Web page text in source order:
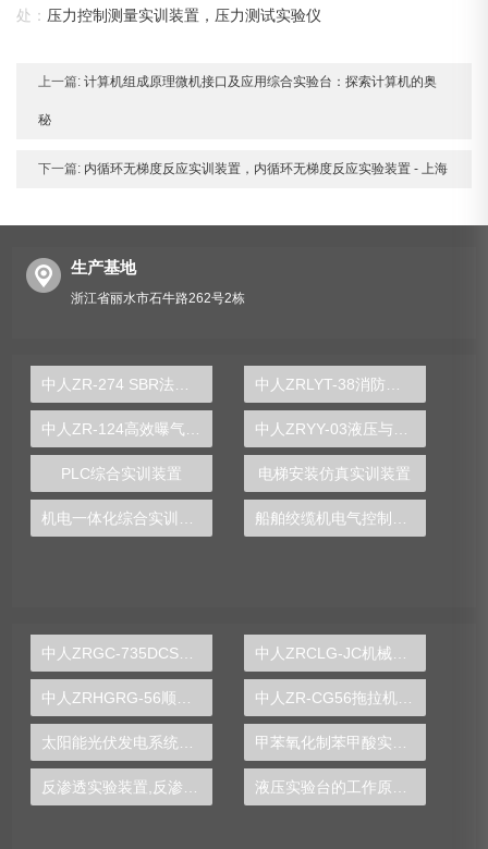
处： 压力控制测量实训装置，压力测试实验仪
上一篇: 计算机组成原理微机接口及应用综合实验台：探索计算机的奥
秘
下一篇: 内循环无梯度反应实训装置，内循环无梯度反应实验装置 - 上海
生产基地
浙江省丽水市石牛路262号2栋
中人ZR-274 SBR法间歇式生物处理实验装置 中人ZRLYT-38消防技能培训专用仿真电梯模型
中人ZR-124高效曝气机实验装置 中人ZRYY-03液压与气动传动综合实验台
PLC综合实训装置 电梯安装仿真实训装置
机电一体化综合实训设备 船舶绞缆机电气控制实训装置
中人ZRGC-735DCS分布式过程控制系统实训装置 中人ZRCLG-JC机械基础陈列柜（触控语音解说，精制铝模型）
中人ZRHGRG-56顺逆流传热实验台 中人ZR-CG56拖拉机变速箱解剖模型
太阳能光伏发电系统实验实训装置,光伏发电系统实验装置-中人 甲苯氧化制苯甲酸实验装置
反渗透实验装置,反渗透实验设备 液压实验台的工作原理图片,机构运动方案设计实验设计方案模板